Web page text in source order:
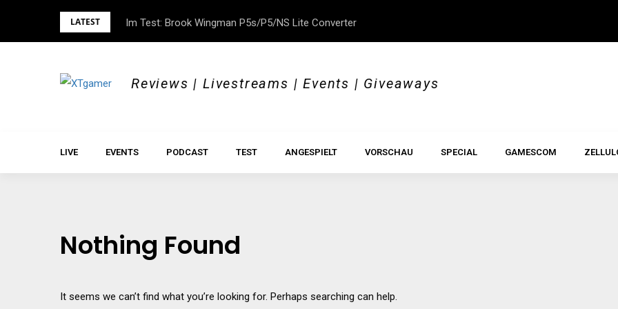
LATEST Im Test: Brook Wingman P5s/P5/NS Lite Converter
DOK.fest München 2026 – Empowered, HerStory, Beyond Borders
Reviews | Livestreams | Events | Giveaways
LIVE EVENTS PODCAST TEST ANGESPIELT VORSCHAU SPECIAL GAMESCOM
Nothing Found
It seems we can’t find what you’re looking for. Perhaps searching can help.